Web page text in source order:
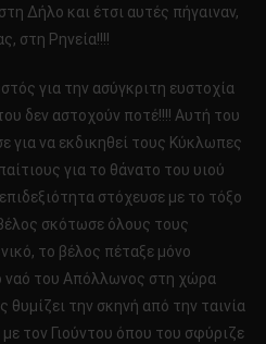
Δήλο και έτσι αυτές πήγαιναν,
στη Ρηνεία!!!!
για την ασύγκριτη ευστοχία
δεν αστοχούν ποτέ!!!! Αυτή του
για να εκδικηθεί τους Κύκλωπες
για το θάνατο του υιού
στόχευσε με το τόξο
σκότωσε όλους τους
το βέλος πέταξε μόνο
ναό του Απόλλωνος στη χώρα
την σκηνή από την ταινία
τον Γιούντου όπου του σφύριζε